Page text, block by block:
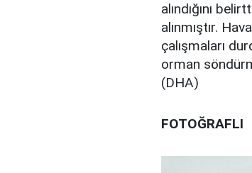
alındığını
alınmıştır.
çalışmaları
orman
(DHA)
FOTOĞRAFLI